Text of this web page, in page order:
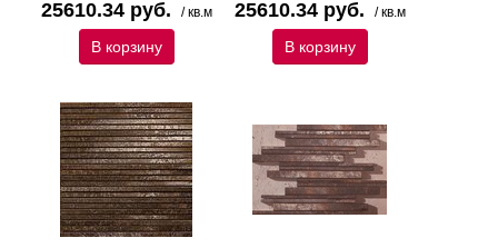
25610.34 руб. / кв.м
В корзину
25610.34 руб. / кв.м
В корзину